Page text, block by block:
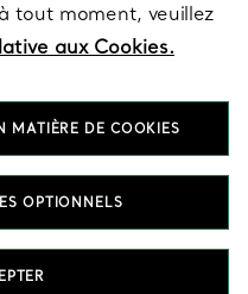
tout moment, veuillez
aux Cookies.
MATIÈRE DE COOKIES
OPTIONNELS